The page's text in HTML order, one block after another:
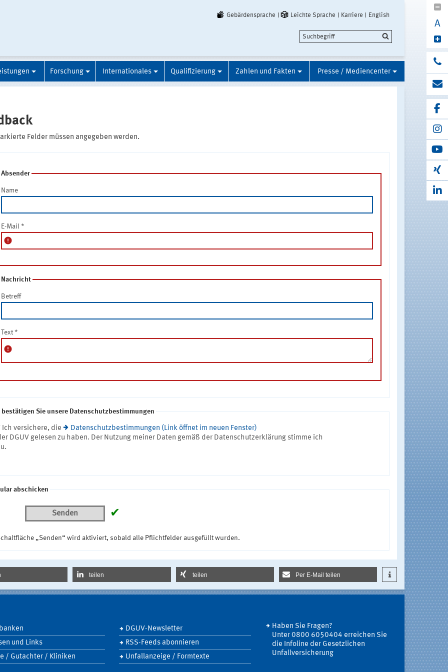
Gebärdensprache Leichte Sprache Karriere English
A
Forschung Internationales Qualifizierung Zahlen und Fakten Presse / Mediencenter
Felder müssen angegeben werden.
Absender
Name
E-Mail *
error
Nachricht
Betreff
Text *
error
Sie unsere Datenschutzbestimmungen
Ich versichere, die
Datenschutzbestimmungen (Link öffnet im neuen Fenster)
DGUV gelesen zu haben. Der Nutzung meiner Daten gemäß der Datenschutzerklärung stimme ich
abschicken
Senden ✔
„Senden“ wird aktiviert, sobald alle Pflichtfelder ausgefüllt wurden.
teilen teilen Per E-Mail teilen
und Links
/ Gutachter / Kliniken
DGUV-Newsletter
RSS-Feeds abonnieren
Unfallanzeige / Formtexte
Haben Sie Fragen?
Unter 0800 6050404 erreichen Sie
die Infoline der Gesetzlichen
Unfallversicherung